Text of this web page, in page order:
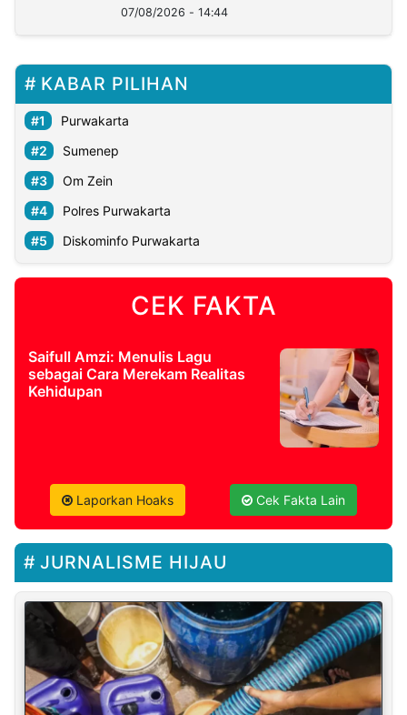
07/08/2026 - 14:44
KABAR PILIHAN
Purwakarta
Sumenep
Om Zein
Polres Purwakarta
Diskominfo Purwakarta
CEK FAKTA
Saifull Amzi: Menulis Lagu
sebagai Cara Merekam Realitas
Kehidupan
Laporkan Hoaks Cek Fakta Lain
JURNALISME HIJAU